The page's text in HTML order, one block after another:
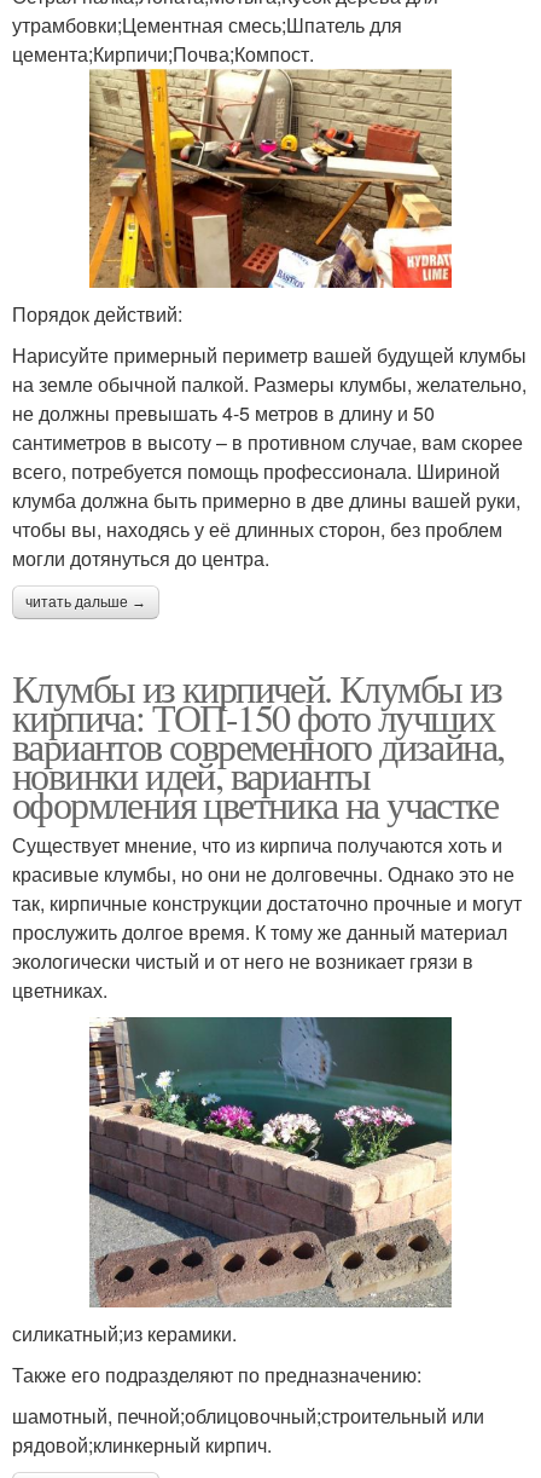
утрамбовки;Цементная смесь;Шпатель для
цемента;Кирпичи;Почва;Компост.
Порядок действий:
Нарисуйте примерный периметр вашей будущей клумбы
на земле обычной палкой. Размеры клумбы, желательно,
не должны превышать 4-5 метров в длину и 50
сантиметров в высоту – в противном случае, вам скорее
всего, потребуется помощь профессионала. Шириной
клумба должна быть примерно в две длины вашей руки,
чтобы вы, находясь у её длинных сторон, без проблем
могли дотянуться до центра.
читать дальше →
Клумбы из кирпичей. Клумбы из
кирпича: ТОП-150 фото лучших
вариантов современного дизайна,
новинки идей, варианты
оформления цветника на участке
Существует мнение, что из кирпича получаются хоть и
красивые клумбы, но они не долговечны. Однако это не
так, кирпичные конструкции достаточно прочные и могут
прослужить долгое время. К тому же данный материал
экологически чистый и от него не возникает грязи в
цветниках.
силикатный;из керамики.
Также его подразделяют по предназначению:
шамотный, печной;облицовочный;строительный или
рядовой;клинкерный кирпич.